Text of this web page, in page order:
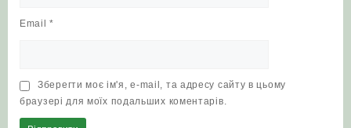
Email*
Зберегти моє ім'я, e-mail, та адресу сайту в цьому
браузері для моїх подальших коментарів.